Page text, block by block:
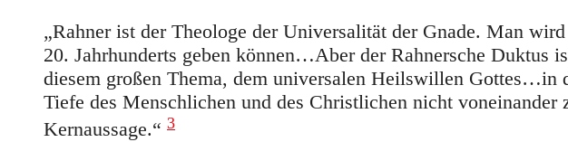
„Rahner ist der Theologe der Universalität der Gnade. Man
20. Jahrhunderts geben können…Aber der Rahnersche Duktus
diesem großen Thema, dem universalen Heilswillen
Tiefe des Menschlichen und des Christlichen nicht
Kernaussage.“ 3